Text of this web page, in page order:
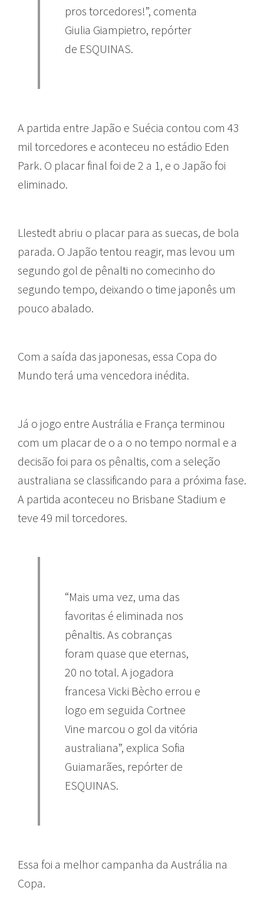
pros torcedores!”, comenta
Giulia Giampietro, repórter
de ESQUINAS.
A partida entre Japão e Suécia contou com 43
mil torcedores e aconteceu no estádio Eden
Park. O placar final foi de 2 a 1, e o Japão foi
eliminado.
Llestedt abriu o placar para as suecas, de bola
parada. O Japão tentou reagir, mas levou um
segundo gol de pênalti no comecinho do
segundo tempo, deixando o time japonês um
pouco abalado.
Com a saída das japonesas, essa Copa do
Mundo terá uma vencedora inédita.
Já o jogo entre Austrália e França terminou
com um placar de o a o no tempo normal e a
decisão foi para os pênaltis, com a seleção
australiana se classificando para a próxima fase.
A partida aconteceu no Brisbane Stadium e
teve 49 mil torcedores.
“Mais uma vez, uma das
favoritas é eliminada nos
pênaltis. As cobranças
foram quase que eternas,
20 no total. A jogadora
francesa Vicki Bècho errou e
logo em seguida Cortnee
Vine marcou o gol da vitória
australiana”, explica Sofia
Guiamarães, repórter de
ESQUINAS.
Essa foi a melhor campanha da Austrália na
Copa.